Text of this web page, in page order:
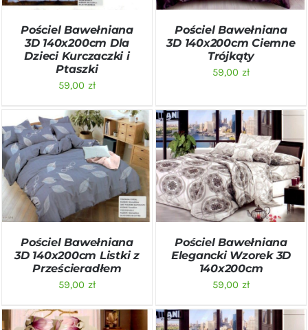
Pościel Bawełniana
3D 140x200cm Dla
Dzieci Kurczaczki i
Ptaszki
59,00 zł
Pościel Bawełniana
3D 140x200cm Ciemne
Trójkąty
59,00 zł
DODAJ DO KOSZYKA
/
SZCZEGÓŁY
Pościel Bawełniana
3D 140x200cm Listki z
Prześcieradłem
59,00 zł
DODAJ DO KOSZYKA
/
SZCZEGÓŁY
Pościel Bawełniana
Elegancki Wzorek 3D
140x200cm
59,00 zł